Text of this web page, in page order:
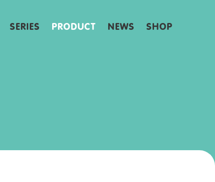
SERIES PRODUCT NEWS SHOP